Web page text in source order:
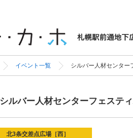
イベント一覧 シルバー人材センター
シルバー人材センターフェステ
北3条交差点広場［西］